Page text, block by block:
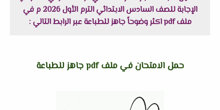
الإجابة للصف السادس الابتدائي الترم الأول 2026 م في
ملف pdf اكثر وضوحاً جاهز للطباعة عبر الرابط التالي :
حمل الامتحان في ملف pdf جاهز للطباعة